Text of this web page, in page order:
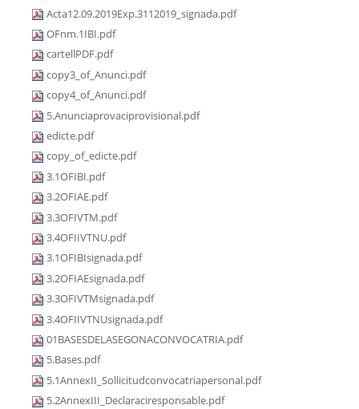
Acta12.09.2019Exp.3112019_signada.pdf
OFnm.1IBI.pdf
cartellPDF.pdf
copy3_of_Anunci.pdf
copy4_of_Anunci.pdf
5.Anunciaprovaciprovisional.pdf
edicte.pdf
copy_of_edicte.pdf
3.1OFIBI.pdf
3.2OFIAE.pdf
3.3OFIVTM.pdf
3.4OFIIVTNU.pdf
3.1OFIBIsignada.pdf
3.2OFIAEsignada.pdf
3.3OFIVTMsignada.pdf
3.4OFIIVTNUsignada.pdf
01BASESDELASEGONACONVOCATRIA.pdf
5.Bases.pdf
5.1AnnexII_Sollicitudconvocatriapersonal.pdf
5.2AnnexIII_Declaraciresponsable.pdf